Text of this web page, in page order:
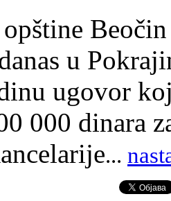
opštine
u
ugovor
000 dinara
...